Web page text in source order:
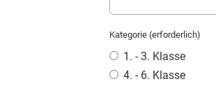
Kategorie (erforderlich)
1. - 3. Klasse
4. - 6. Klasse